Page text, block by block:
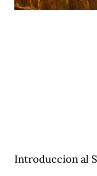
Introduccion al